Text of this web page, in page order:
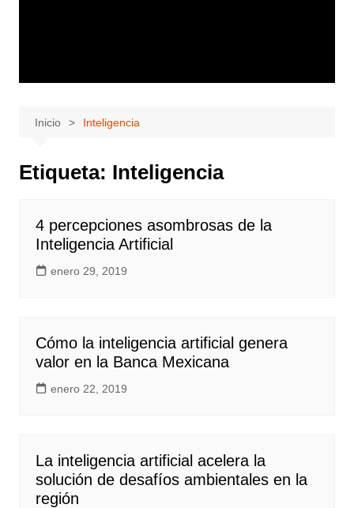
Inicio Inteligencia
Etiqueta: Inteligencia
4 percepciones asombrosas de la
Inteligencia Artificial
enero 29, 2019
Cómo la inteligencia artificial genera
valor en la Banca Mexicana
enero 22, 2019
La inteligencia artificial acelera la
solución de desafíos ambientales en la
región